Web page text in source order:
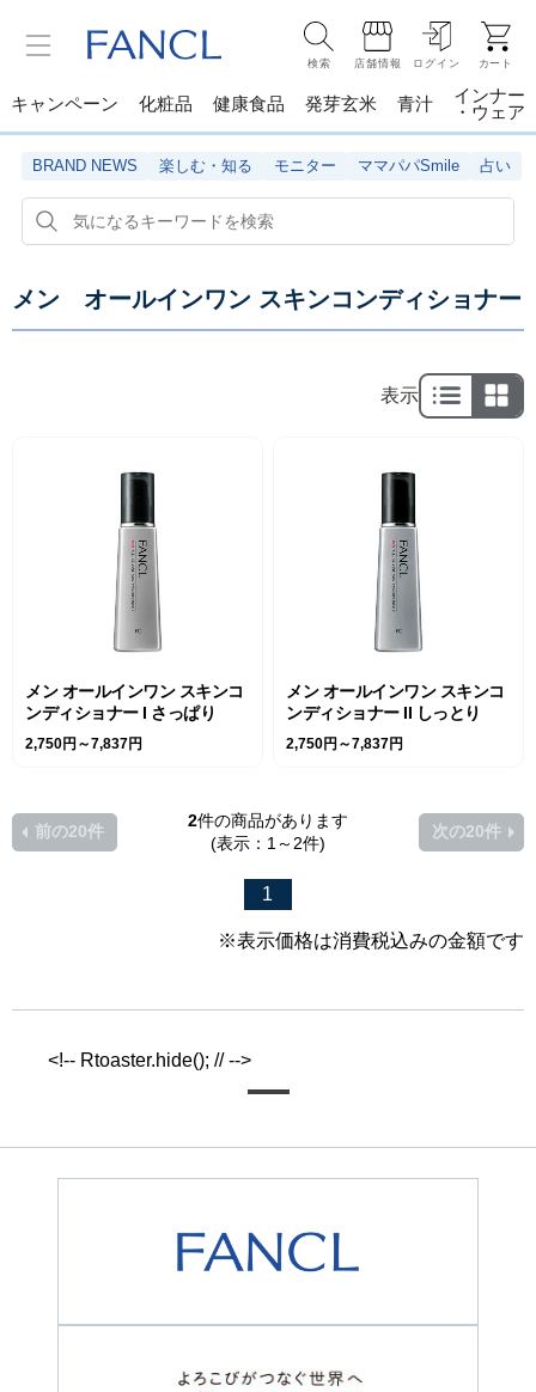
検索 店舗情報 ログイン カート
キャンペーン 化粧品 健康食品 発芽玄米 青汁
インナー
・ウェア
BRAND NEWS 楽しむ・知る モニター ママパパSmile 占い
メン オールインワン スキンコンディショナー
表示
メン オールインワン スキンコ
ンディショナー I さっぱり
2,750円～7,837円
メン オールインワン スキンコ
ンディショナー II しっとり
2,750円～7,837円
2件の商品があります
(表示：1～2件)
前の20件
1
次の20件
※表示価格は消費税込みの金額です